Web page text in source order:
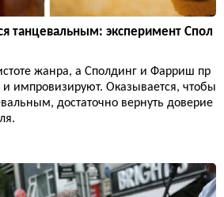
танцевальным: эксперимент Спол
жанра, а Сполдинг и Фарриш пр
и импровизируют. Оказывается, чтобы
достаточно вернуть доверие